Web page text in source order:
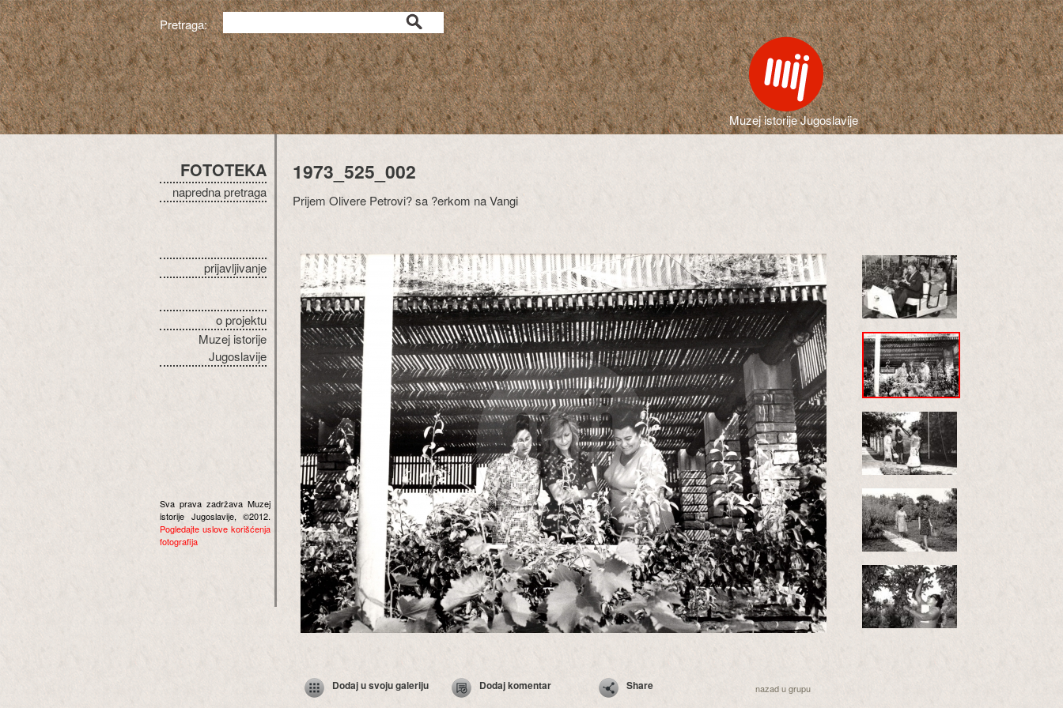
Pretraga:
Muzej istorije Jugoslavije
FOTOTEKA
napredna pretraga
prijavljivanje
o projektu
Muzej istorije
Jugoslavije
Sva prava zadržava Muzej
istorije Jugoslavije, ©2012.
Pogledajte uslove korišćenja
fotografija
1973_525_002
Prijem Olivere Petrovi? sa ?erkom na Vangi
Dodaj u svoju galeriju Dodaj komentar Share nazad u grupu